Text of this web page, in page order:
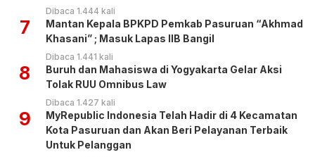
Dibaca 1.444 kali
7
Mantan Kepala BPKPD Pemkab Pasuruan “Akhmad
Khasani” ; Masuk Lapas IIB Bangil
Dibaca 1.441 kali
8
Buruh dan Mahasiswa di Yogyakarta Gelar Aksi
Tolak RUU Omnibus Law
Dibaca 1.427 kali
9
MyRepublic Indonesia Telah Hadir di 4 Kecamatan
Kota Pasuruan dan Akan Beri Pelayanan Terbaik
Untuk Pelanggan